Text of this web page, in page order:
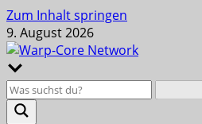
Zum Inhalt springen
9. August 2026